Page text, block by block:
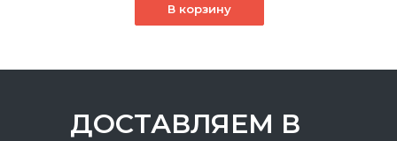
В корзину
ДОСТАВЛЯЕМ В